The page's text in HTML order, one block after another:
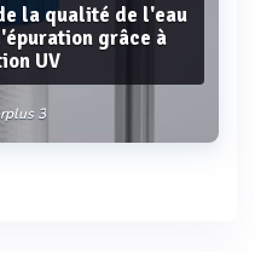
la qualité de l'eau
grâce à
UV
3